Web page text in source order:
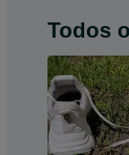
Todos